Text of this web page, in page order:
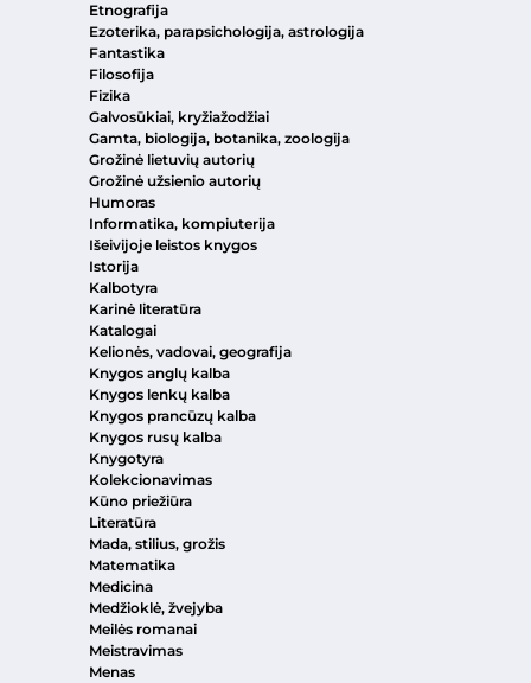
Etnografija
Ezoterika, parapsichologija, astrologija
Fantastika
Filosofija
Fizika
Galvosūkiai, kryžiažodžiai
Gamta, biologija, botanika, zoologija
Grožinė lietuvių autorių
Grožinė užsienio autorių
Humoras
Informatika, kompiuterija
Išeivijoje leistos knygos
Istorija
Kalbotyra
Karinė literatūra
Katalogai
Kelionės, vadovai, geografija
Knygos anglų kalba
Knygos lenkų kalba
Knygos prancūzų kalba
Knygos rusų kalba
Knygotyra
Kolekcionavimas
Kūno priežiūra
Literatūra
Mada, stilius, grožis
Matematika
Medicina
Medžioklė, žvejyba
Meilės romanai
Meistravimas
Menas